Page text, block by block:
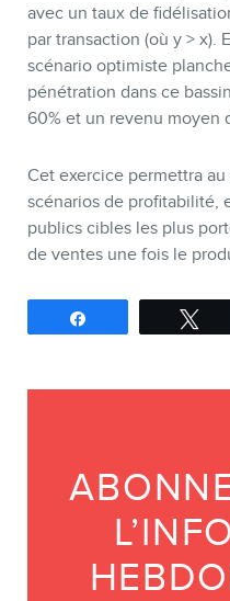
avec un taux de
par transaction (où y > x).
scénario optimiste
pénétration dans ce
60% et un revenu moyen
Cet exercice permettra
scénarios de profitabilité,
publics cibles les plus
de ventes une fois le